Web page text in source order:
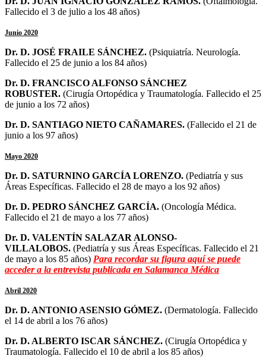
Fallecido el 3 de julio a los 48 años)
Junio 2020
Dr. D. JOSÉ FRAILE SÁNCHEZ. (Psiquiatría. Neurología.
Fallecido el 25 de junio a los 84 años)
Dr. D. FRANCISCO ALFONSO SÁNCHEZ
ROBUSTER. (Cirugía Ortopédica y Traumatología. Fallecido el 25
de junio a los 72 años)
Dr. D. SANTIAGO NIETO CAÑAMARES. (Fallecido el 21 de
junio a los 97 años)
Mayo 2020
Dr. D. SATURNINO GARCÍA LORENZO. (Pediatría y sus
Áreas Específicas. Fallecido el 28 de mayo a los 92 años)
Dr. D. PEDRO SÁNCHEZ GARCÍA. (Oncología Médica.
Fallecido el 21 de mayo a los 77 años)
Dr. D. VALENTÍN SALAZAR ALONSO-
VILLALOBOS. (Pediatría y sus Áreas Específicas. Fallecido el 21
de mayo a los 85 años) Para recordar su figura aquí se puede
acceder a la entrevista publicada en Salamanca Médica
Abril 2020
Dr. D. ANTONIO ASENSIO GÓMEZ. (Dermatología. Fallecido
el 14 de abril a los 76 años)
Dr. D. ALBERTO ISCAR SÁNCHEZ. (Cirugía Ortopédica y
Traumatología. Fallecido el 10 de abril a los 85 años)